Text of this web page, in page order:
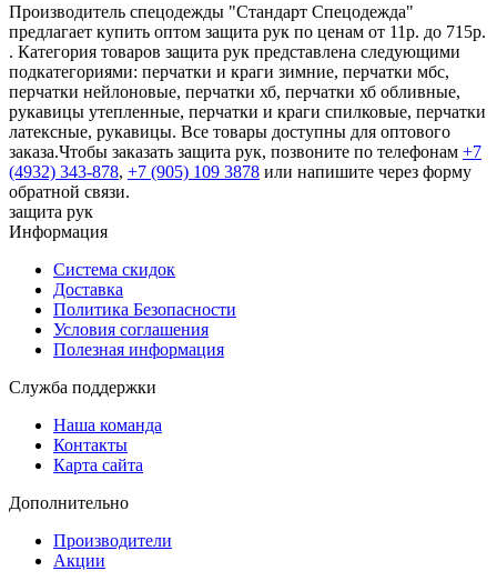
Производитель спецодежды "Стандарт Спецодежда"
предлагает купить оптом защита рук по ценам от 11р. до 715р.
. Категория товаров защита рук представлена следующими
подкатегориями: перчатки и краги зимние, перчатки мбс,
перчатки нейлоновые, перчатки хб, перчатки хб обливные,
рукавицы утепленные, перчатки и краги спилковые, перчатки
латексные, рукавицы. Все товары доступны для оптового
заказа.Чтобы заказать защита рук, позвоните по телефонам +7
(4932) 343-878, +7 (905) 109 3878 или напишите через форму
обратной связи.
защита рук
Информация
Система скидок
Доставка
Политика Безопасности
Условия соглашения
Полезная информация
Служба поддержки
Наша команда
Контакты
Карта сайта
Дополнительно
Производители
Акции